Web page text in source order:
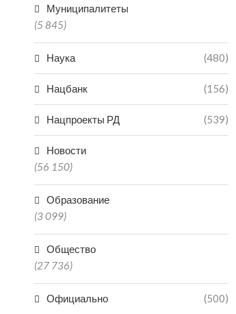
Муниципалитеты
(5 845)
Наука (480)
Нацбанк (156)
Нацпроекты РД (539)
Новости
(56 150)
Образование
(3 099)
Общество
(27 736)
Официально (500)